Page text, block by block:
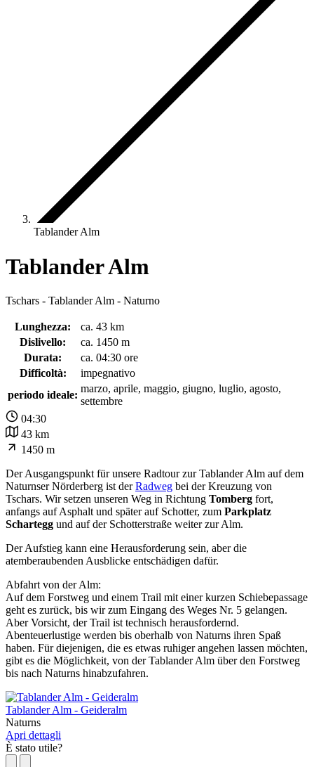
Tablander Alm
Tablander Alm
Tschars - Tablander Alm - Naturno
Lunghezza:
ca. 43 km
Dislivello:
ca. 1450 m
Durata:
ca. 04:30 ore
Difficoltà:
impegnativo
periodo ideale:
marzo, aprile, maggio, giugno, luglio, agosto,
settembre
04:30
43 km
1450 m
Der Ausgangspunkt für unsere Radtour zur Tablander Alm auf dem
Naturnser Nörderberg ist derRadweg bei der Kreuzung von
Tschars. Wir setzen unseren Weg in Richtung Tomberg fort,
anfangs auf Asphalt und später auf Schotter, zum Parkplatz
Schartegg und auf der Schotterstraße weiter zur Alm.
Der Aufstieg kann eine Herausforderung sein, aber die
atemberaubenden Ausblicke entschädigen dafür.
Abfahrt von der Alm:
Auf dem Forstweg und einem Trail mit einer kurzen Schiebepassage
geht es zurück, bis wir zum Eingang des Weges Nr. 5 gelangen.
Aber Vorsicht, der Trail ist technisch herausfordernd.
Abenteuerlustige werden bis oberhalb von Naturns ihren Spaß
haben. Für diejenigen, die es etwas ruhiger angehen lassen möchten,
gibt es die Möglichkeit, von der Tablander Alm über den Forstweg
bis nach Naturns hinabzufahren.
Tablander Alm - Geideralm
Naturns
Apri dettagli
È stato utile?